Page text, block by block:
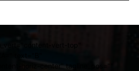
vert-top"
horiz-center" tagline_pos=""